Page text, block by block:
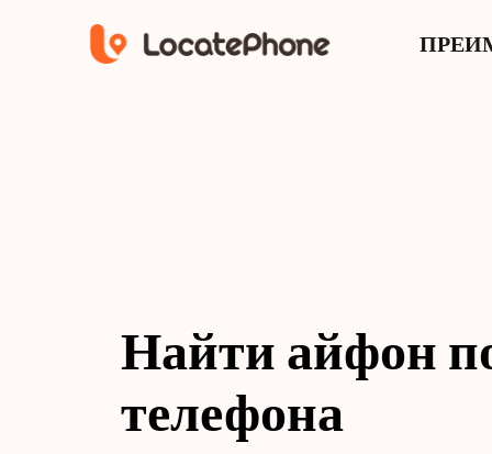
Найти айфон
телефона